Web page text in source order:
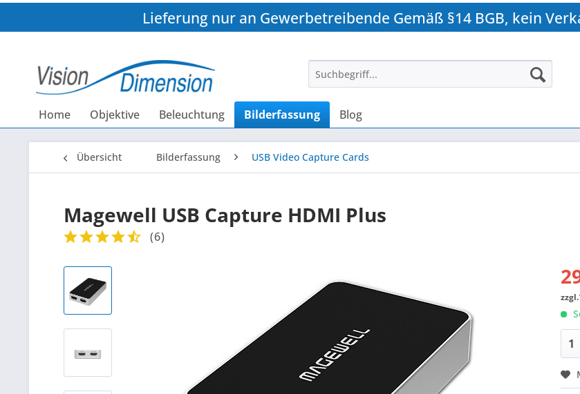
Lieferung nur an Gewerbetreibende Gemäß §14 BGB, kein
Home Objektive Beleuchtung Bilderfassung Blog
Übersicht Bilderfassung USB Video Capture Cards
Magewell USB Capture HDMI Plus
(6)